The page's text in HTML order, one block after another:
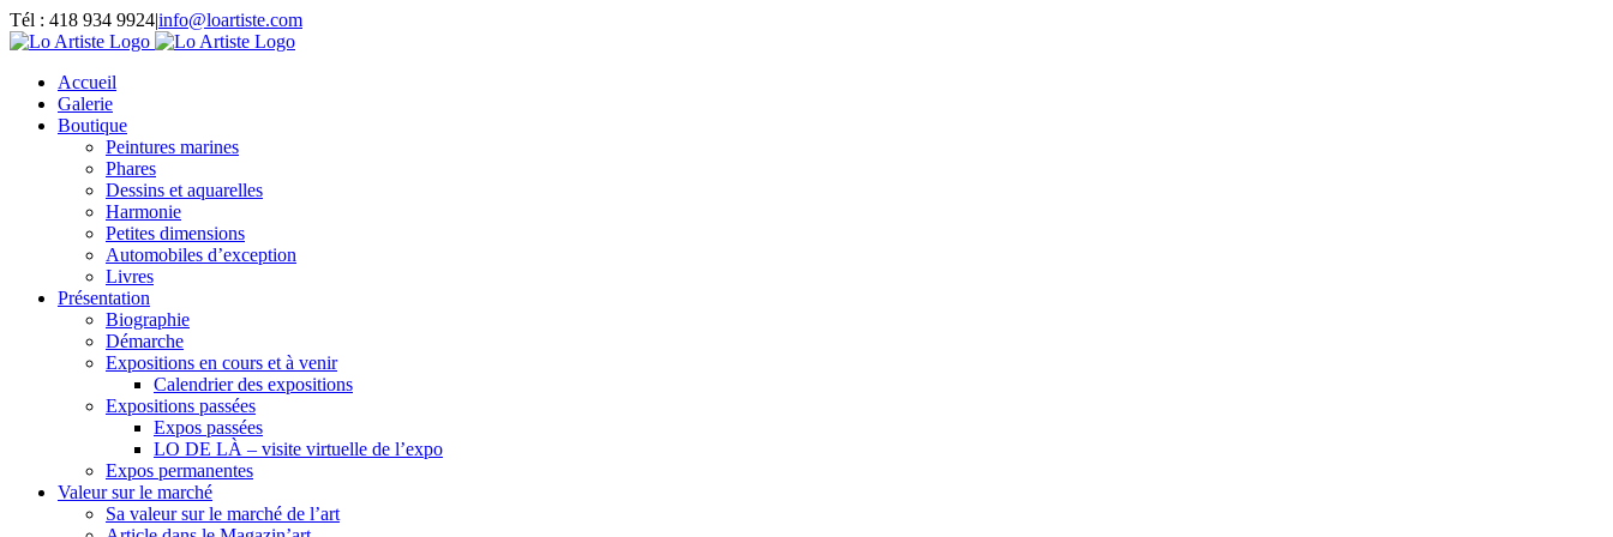
Passer
au
Tél : 418 934 9924|info@loartiste.com
Facebook
Instagram
Email
Pinterest
YouTube
Accueil
Galerie
Boutique
Peintures marines
Phares
Dessins et aquarelles
Harmonie
Petites dimensions
Automobiles d’exception
Livres
Présentation
Biographie
Démarche
Expositions en cours et à venir
Calendrier des expositions
Expositions passées
Expos passées
LO DE LÀ – visite virtuelle de l’expo
Expos permanentes
Valeur sur le marché
Sa valeur sur le marché de l’art